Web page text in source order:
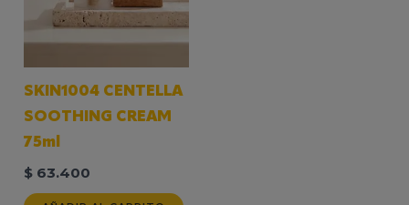
SKIN1004 CENTELLA
SOOTHING CREAM
75ml
$ 63.400